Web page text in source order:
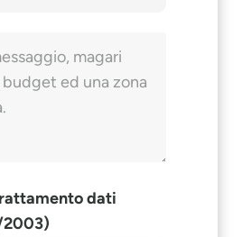
dati
2003)